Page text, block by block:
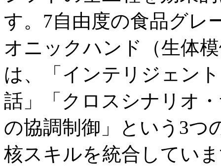
す。7自由度の食品グレ
オニックハンド（生体
は、「インテリジェン
話」「クロスシナリオ
の協調制御」という3つ
核スキルを統合してい